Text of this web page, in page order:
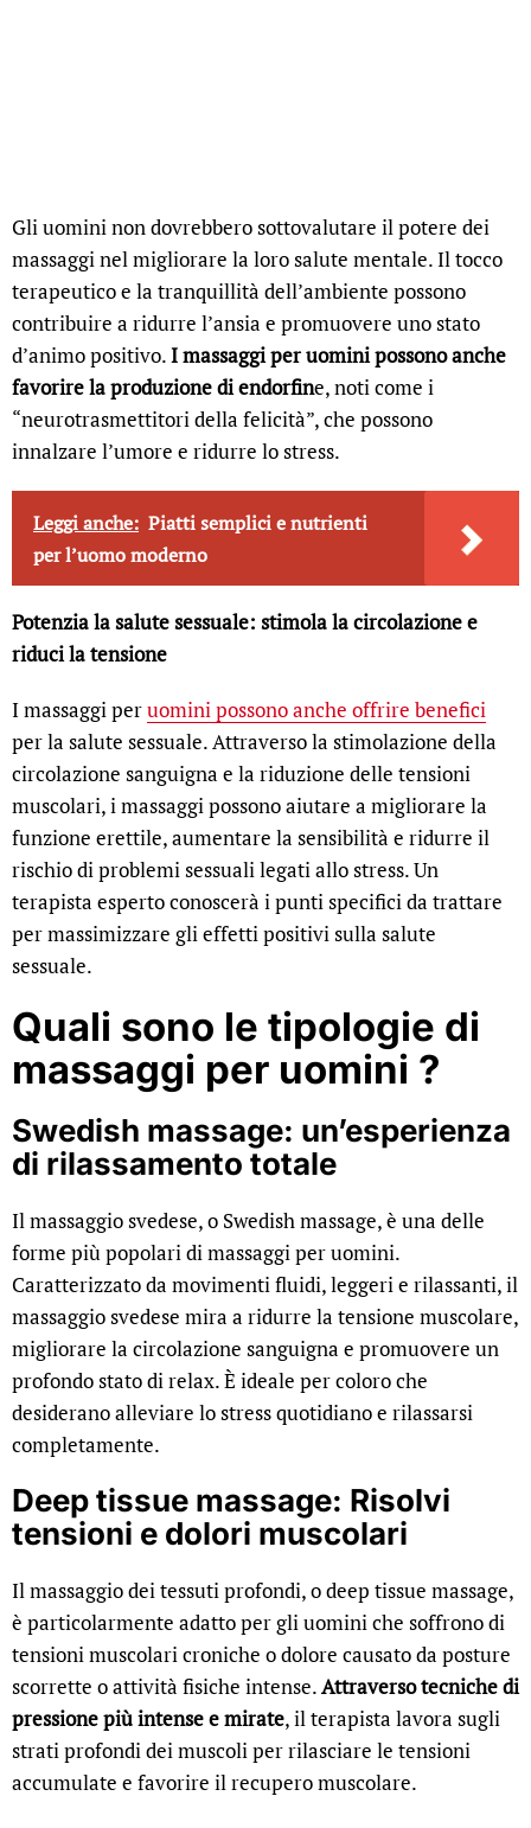
Gli uomini non dovrebbero sottovalutare il potere dei
massaggi nel migliorare la loro salute mentale. Il tocco
terapeutico e la tranquillità dell’ambiente possono
contribuire a ridurre l’ansia e promuovere uno stato
d’animo positivo.I massaggi per uomini possono anche
favorire la produzione di endorfine, noti come i
“neurotrasmettitori della felicità”, che possono
innalzare l’umore e ridurre lo stress.
Leggi anche: Piatti semplici e nutrienti
per l’uomo moderno
Potenzia la salute sessuale: stimola la circolazione e
riduci la tensione
I massaggi peruomini possono anche offrire benefici
per la salute sessuale. Attraverso la stimolazione della
circolazione sanguigna e la riduzione delle tensioni
muscolari, i massaggi possono aiutare a migliorare la
funzione erettile, aumentare la sensibilità e ridurre il
rischio di problemi sessuali legati allo stress. Un
terapista esperto conoscerà i punti specifici da trattare
per massimizzare gli effetti positivi sulla salute
sessuale.
Quali sono le tipologie di
massaggi per uomini ?
Swedish massage: un’esperienza
di rilassamento totale
Il massaggio svedese, o Swedish massage, è una delle
forme più popolari di massaggi per uomini.
Caratterizzato da movimenti fluidi, leggeri e rilassanti, il
massaggio svedese mira a ridurre la tensione muscolare,
migliorare la circolazione sanguigna e promuovere un
profondo stato di relax. È ideale per coloro che
desiderano alleviare lo stress quotidiano e rilassarsi
completamente.
Deep tissue massage: Risolvi
tensioni e dolori muscolari
Il massaggio dei tessuti profondi, o deep tissue massage,
è particolarmente adatto per gli uomini che soffrono di
tensioni muscolari croniche o dolore causato da posture
scorrette o attività fisiche intense.Attraverso tecniche di
pressione più intense e mirate, il terapista lavora sugli
strati profondi dei muscoli per rilasciare le tensioni
accumulate e favorire il recupero muscolare.